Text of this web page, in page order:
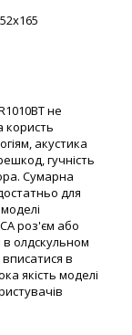
не
користь
акустика
гучність
Сумарна
для
роз'єм або
олдскульном
в
якість моделі